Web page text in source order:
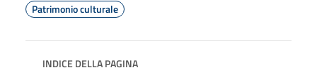
Patrimonio culturale
INDICE DELLA PAGINA